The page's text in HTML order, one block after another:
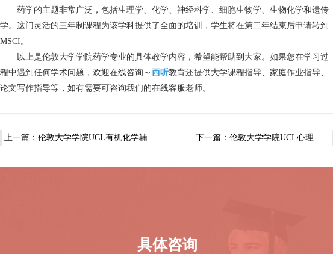
药学的主题非常广泛，包括生理学、化学、神经科学、细胞生物学、生物化学和遗传
学。这门灵活的三年制课程为该学科提供了全面的培训，学生将在第二年结束后申请转到
MSCI。
以上是伦敦大学学院药学专业的具体教学内容，希望能帮助到大家。如果您在学习过
程中遇到任何学术问题，欢迎在线咨询～ 西听教育还提供大学课程指导、家庭作业指导、
论文写作指导等，如有需要可咨询我们的在线客服老师。
上一篇：伦敦大学学院UCL有机化学辅导补习补课 下一篇 ：伦敦大学学院UCL心理学辅导补习补课(一…
具体咨询